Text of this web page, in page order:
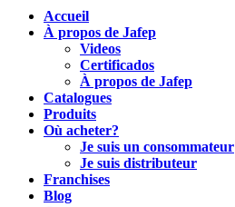
Accueil
À propos de Jafep
Videos
Certificados
À propos de Jafep
Catalogues
Produits
Où acheter?
Je suis un consommateur
Je suis distributeur
Franchises
Blog